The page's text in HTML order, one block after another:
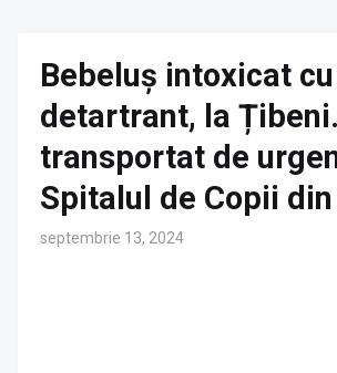
Bebeluș intoxicat cu
detartrant, la
transportat de
Spitalul de Copii
septembrie 13, 2024